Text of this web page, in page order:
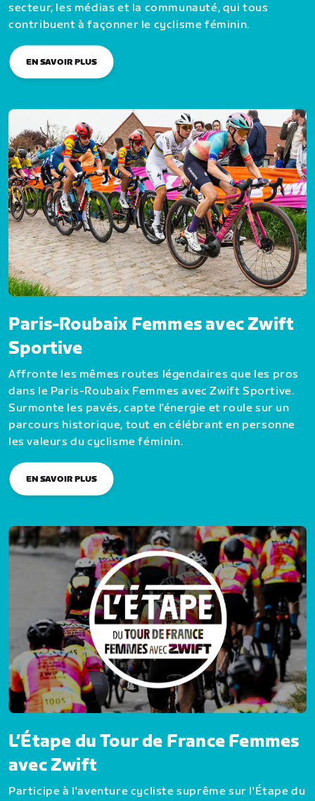
secteur, les médias et la communauté, qui tous
contribuent à façonner le cyclisme féminin.
EN SAVOIR PLUS
Paris-Roubaix Femmes avec Zwift
Sportive
Affronte les mêmes routes légendaires que les pros
dans le Paris-Roubaix Femmes avec Zwift Sportive.
Surmonte les pavés, capte l'énergie et roule sur un
parcours historique, tout en célébrant en personne
les valeurs du cyclisme féminin.
EN SAVOIR PLUS
L’Étape du Tour de France Femmes
avec Zwift
Participe à l'aventure cycliste suprême sur l'Étape du